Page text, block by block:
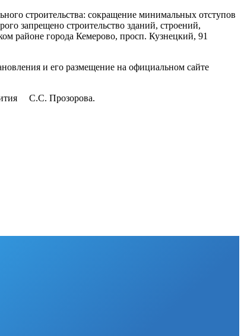
строительства: сокращение минимальных отступов
запрещено строительство зданий, строений,
районе города Кемерово, просп. Кузнецкий, 91
и его размещение на официальном сайте
С.С. Прозорова.